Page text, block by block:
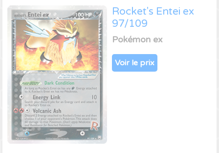
Rocket's Entei ex
97/109
Pokémon ex
Voir le prix